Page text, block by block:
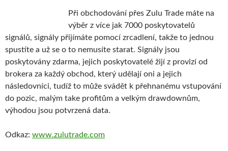
Při obchodování přes Zulu Trade máte na
výběr z více jak 7000 poskytovatelů
signálů, signály přijímáte pomocí zrcadlení, takže to jednou
spustíte a už se o to nemusíte starat. Signály jsou
poskytovány zdarma, jejich poskytovatelé žijí z provizí od
brokera za každý obchod, který udělají oni a jejich
následovníci, tudíž to může svádět k přehnanému vstupování
do pozic, malým take profitům a velkým drawdownům,
výhodou jsou potvrzená data.
Odkaz: www.zulutrade.com